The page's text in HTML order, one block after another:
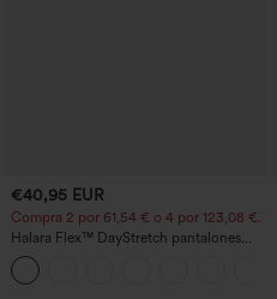
€40,95 EUR
Compra 2 por 61,54 € o 4 por 123,08 €.
Halara Flex™ DayStretch pantalones
acampanados de trabajo de tiro medio
con bolsillo lateral con cremallera